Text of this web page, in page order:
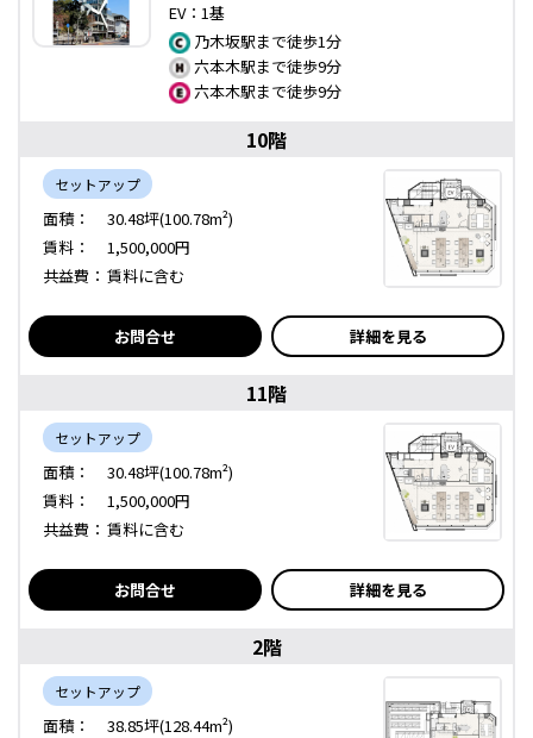
EV：1基
乃木坂駅まで徒歩1分
六本木駅まで徒歩9分
六本木駅まで徒歩9分
10階
セットアップ
面積：
30.48坪(100.78m²)
賃料：
1,500,000円
共益費： 賃料に含む
お問合せ 詳細を見る
11階
セットアップ
面積：
30.48坪(100.78m²)
賃料：
1,500,000円
共益費： 賃料に含む
お問合せ 詳細を見る
2階
セットアップ
面積：
38.85坪(128.44m²)